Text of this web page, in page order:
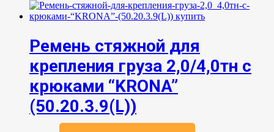
Ремень стяжной для
крепления груза 2,0/4,0тн с
крюками “KRONA”
(50.20.3.9(L))